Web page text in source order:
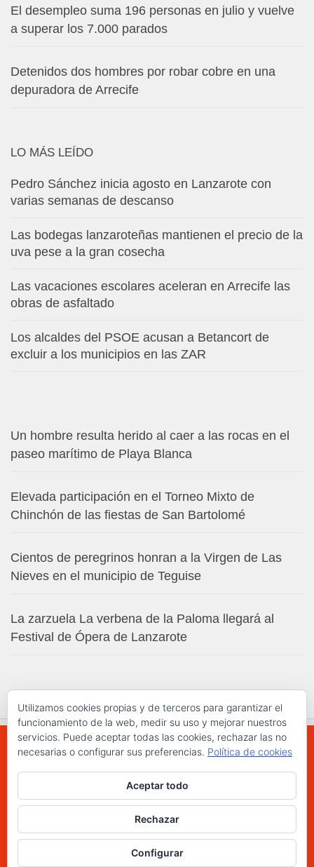
El desempleo suma 196 personas en julio y vuelve
a superar los 7.000 parados
Detenidos dos hombres por robar cobre en una
depuradora de Arrecife
LO MÁS LEÍDO
Pedro Sánchez inicia agosto en Lanzarote con
varias semanas de descanso
Las bodegas lanzaroteñas mantienen el precio de la
uva pese a la gran cosecha
Las vacaciones escolares aceleran en Arrecife las
obras de asfaltado
Los alcaldes del PSOE acusan a Betancort de
excluir a los municipios en las ZAR
Un hombre resulta herido al caer a las rocas en el
paseo marítimo de Playa Blanca
Elevada participación en el Torneo Mixto de
Chinchón de las fiestas de San Bartolomé
Cientos de peregrinos honran a la Virgen de Las
Nieves en el municipio de Teguise
La zarzuela La verbena de la Paloma llegará al
Festival de Ópera de Lanzarote
WWW.ELCHAPLON.COM © 2026. Todos los
derechos reservados.
Utilizamos cookies propias y de terceros para garantizar el
funcionamiento de la web, medir su uso y mejorar nuestros
servicios. Puede aceptar todas las cookies, rechazar las no
necesarias o configurar sus preferencias. Política de cookies
Aceptar todo
Rechazar
Configurar